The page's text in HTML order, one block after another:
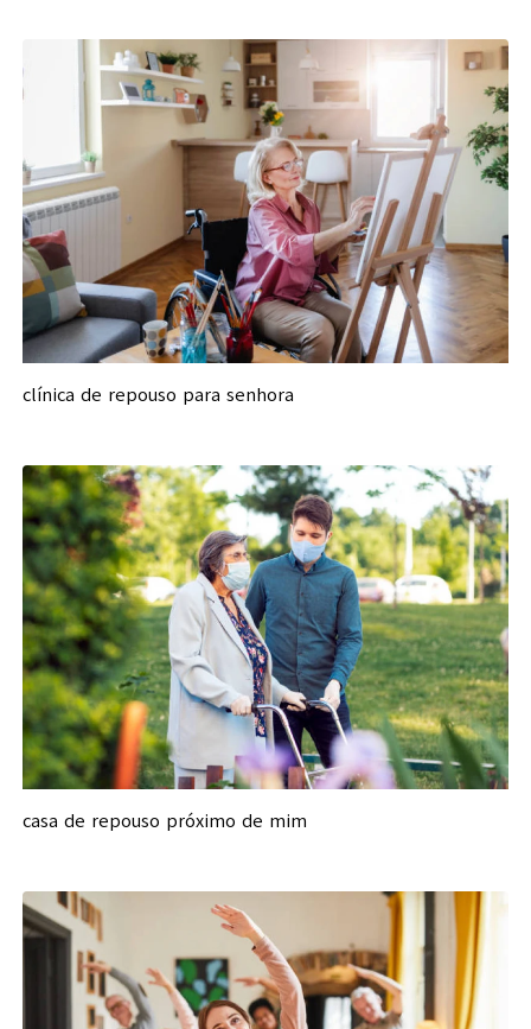
clínica de repouso para senhora
casa de repouso próximo de mim